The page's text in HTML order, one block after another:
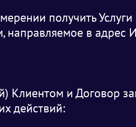
получить Услуги
направляемое в адрес
Клиентом и Договор
действий: